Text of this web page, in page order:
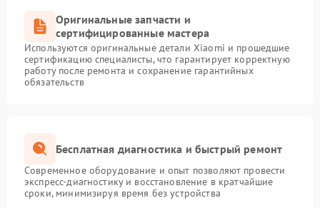
Оригинальные запчасти и
сертифицированные мастера
Используются оригинальные детали Xiaomi и прошедшие
сертификацию специалисты, что гарантирует корректную
работу после ремонта и сохранение гарантийных
обязательств
Бесплатная диагностика и быстрый ремонт
Современное оборудование и опыт позволяют провести
экспресс-диагностику и восстановление в кратчайшие
сроки, минимизируя время без устройства